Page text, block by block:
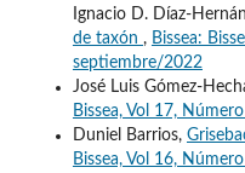
Ignacio D. Díaz-
de taxón , Bissea:
septiembre/2022
José Luis Gómez-
Bissea, Vol 17,
Duniel Barrios,
Bissea, Vol 16,